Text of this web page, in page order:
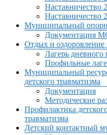
Наставничество
Наставничество
Муниципальный
Документация
Отдых и оздоровление
Лагерь
Профильные
Муниципальный
детского травматизма
Документация
Методические
Профилактика
травматизма
Детский контактный